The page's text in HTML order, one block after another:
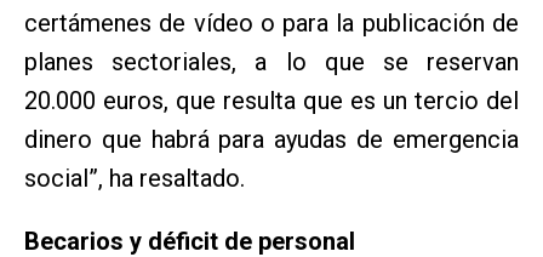
certámenes de vídeo o para la publicación de
planes sectoriales, a lo que se reservan
20.000 euros, que resulta que es un tercio del
dinero que habrá para ayudas de emergencia
social”, ha resaltado.
Becarios y déficit de personal